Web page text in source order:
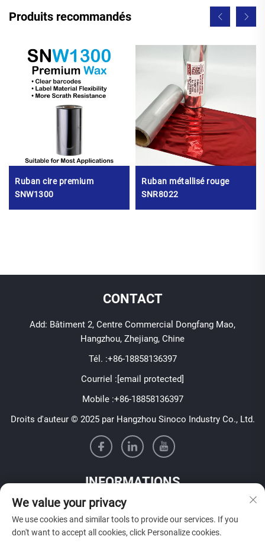
Produits recommandés
Ruban cire premium
SNW1300
Ruban métallisé rouge
SNR8022
CONTACT
Add: Bâtiment 2, Centre Commercial Dongfang Mao,
Hangzhou, Zhejiang, Chine
Tél. :+86-18858136397
Courriel :[email protected]
Mobile :+86-18858136397
Droits d'auteur © 2025 par Hangzhou Sinoco Industry Co., Ltd.
INFORMATIONS
Inscrivez-vous pour recevoir notre newsletter hebdomadaire
We value your privacy
We use cookies and similar tools to provide our services. If you
don't want to accept all cookies, click Personalize cookies.